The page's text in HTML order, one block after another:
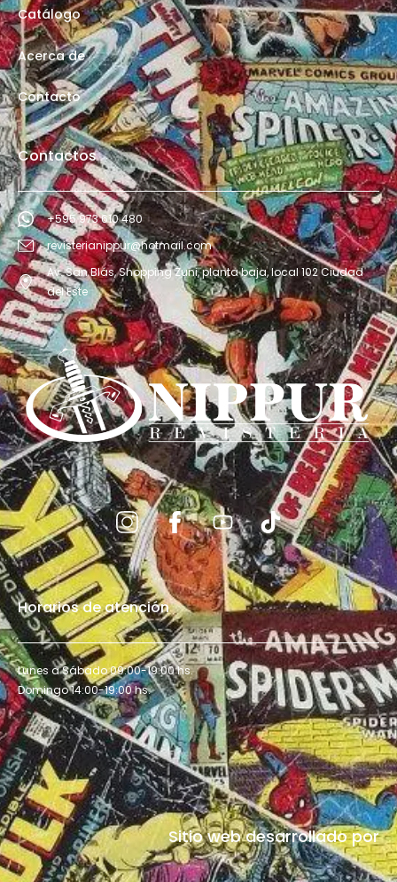
Catálogo
Acerca de
Contacto
Contactos
+595 973 610 480
revisterianippur@hotmail.com
Av. San Blás, Shopping Zuni, planta baja, local 102 Ciudad
del Este
Horarios de atención
Lunes a Sábado 09:00-19:00 hs.
Domingo 14:00-19:00 hs.
Sitio web desarrollado por